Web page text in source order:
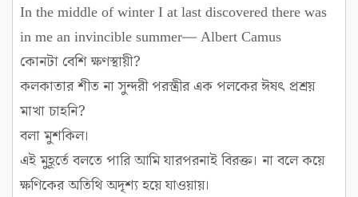
In the middle of winter I at last discovered there was
in me an invincible summer— Albert Camus
কোনটা বেশি ক্ষণস্থায়ী?
কলকাতার শীত না সুন্দরী পরস্ত্রীর এক পলকের ঈষৎ প্রশ্রয়
মাখা চাহনি?
বলা মুশকিল।
এই মুহূর্তে বলতে পারি আমি যারপরনাই বিরক্ত। না বলে কয়ে
ক্ষণিকের অতিথি অদৃশ্য হয়ে যাওয়ায়।